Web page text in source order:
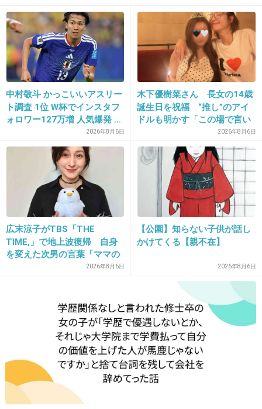
16. 匿名2018/02/08(木) 12:37:01
川端式を貼っておきます・・
出典：hukugyou-kaatyan.com
+43 -2
川畑さんは半端な夢の一欠片持ちすぎ
-1
2018/02/08(木) 12:39:01
ガルちゃんの恋人、玉木宏が出るんだね
+8
2018/02/08(木) 12:39:03
中村敬斗 かっこいいアスリー
ト調査 1位 W杯でインスタフ
ォロワー127万増 人気爆発 …
2位 高橋藍 3位 大谷翔平2026年8月6日
木下優樹菜さん 長女の14歳
誕生日を祝福 “推し”のアイ
ドルも明かす「この場で言い
2026年8月6日
広末涼子がTBS「THE
TIME,」で地上波復帰 自身
を変えた次男の言葉「ママの
ファンの人なら、知りたいん
2026年8月6日
【公園】知らない子供が話し
かけてくる【親不在】
2026年8月6日